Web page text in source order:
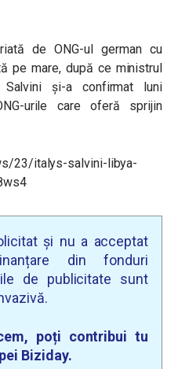
de ONG-ul german cu
pe mare, după ce ministrul
şi-a confirmat luni
urile care oferă sprijin
23/italys-salvini-libya-
și nu a acceptat
din fonduri
de publicitate sunt
poți contribui tu
Biziday.